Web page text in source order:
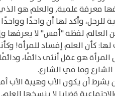
معرفة علمية, والعلم هو
للرجل، وأكد لها أن واحدًا
لفظة "أمس" لا يعرفها
كأن العلم إفساد للمرأة!
المرأة هو عقل أنثى دائمًا،
وما في الشارع.
بشرط أن يكون الأب وهيبة الأب